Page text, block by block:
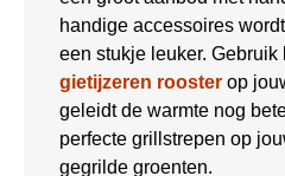
handige accessoires
een stukje leuker.
gietijzeren rooster op
geleidt de warmte nog
perfecte grillstrepen op
gegrilde groenten.